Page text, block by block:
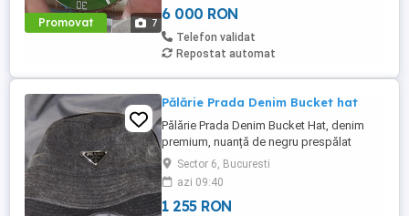
Promovat 7
cu rotor complet decorat și punți și plăci
ca Rolex Calibre 3235 original DIAMETRU
CARCASĂ: 41mm GROSIME: 12.5mm
CULOARE CADRAN: Cadran ...
6 000 RON
Telefon validat
Repostat automat
Pălărie Prada Denim Bucket hat
Pălărie Prada Denim Bucket Hat, denim
premium, nuanță de negru prespălat
(washed black, efect vintage). Purtată
foarte puțin, circumferința maxima a
capului 59cm.
Sector 6, Bucuresti
azi 09:40
1 255 RON